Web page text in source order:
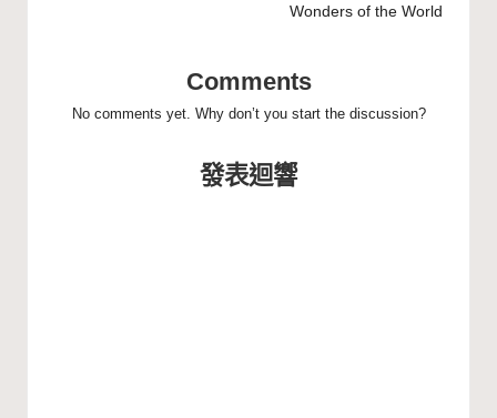
Wonders of the World
Comments
No comments yet. Why don’t you start the discussion?
發表迴響